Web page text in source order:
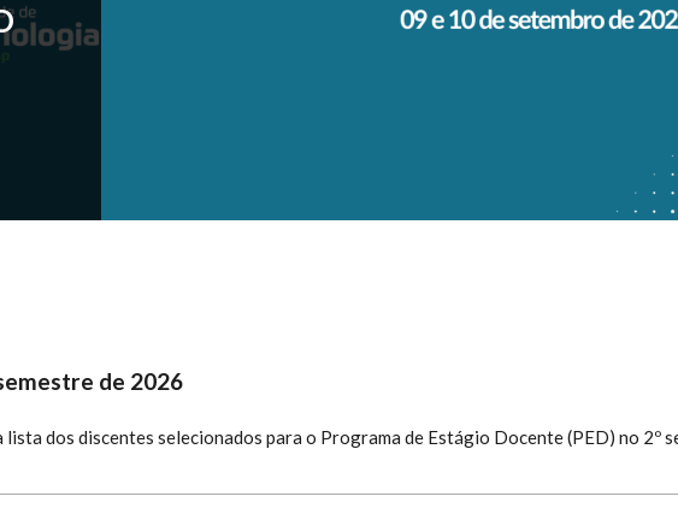
de 2026
dos discentes selecionados para o Programa de Estágio Docente (PED) no 2º